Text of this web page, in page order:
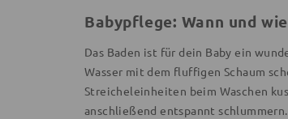
Babypflege: Wann und
Das Baden ist für dein Baby ein
Wasser mit dem fluffigen Schaum
Streicheleinheiten beim Waschen
anschließend entspannt